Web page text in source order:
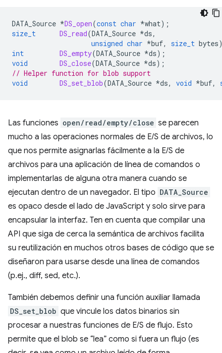
DATA_Source *DS_open(const char *what);
size_t
DS_read(DATA_Source *ds,
unsigned char *buf, size_t bytes
int
DS_empty(DATA_Source *ds);
void
DS_close(DATA_Source *ds);
// Helper function for blob support
void
DS_set_blob(DATA_Source *ds, void *buf,
Las funciones open/read/empty/close se parecen
mucho a las operaciones normales de E/S de archivos, lo
que nos permite asignarlas fácilmente a la E/S de
archivos para una aplicación de línea de comandos o
implementarlas de alguna otra manera cuando se
ejecutan dentro de un navegador. El tipo DATA_Source
es opaco desde el lado de JavaScript y solo sirve para
encapsular la interfaz. Ten en cuenta que compilar una
API que siga de cerca la semántica de archivos facilita
su reutilización en muchos otros bases de código que se
diseñaron para usarse desde una línea de comandos
(p.ej., diff, sed, etc.).
También debemos definir una función auxiliar llamada
DS_set_blob que vincule los datos binarios sin
procesar a nuestras funciones de E/S de flujo. Esto
permite que el blob se “lea” como si fuera un flujo (es